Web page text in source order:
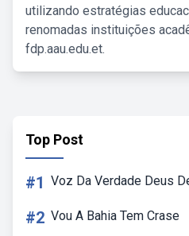
utilizando estratégias
renomadas instituições
fdp.aau.edu.et.
Top Post
#1 Voz Da Verdade Deus
#2 Vou A Bahia Tem Crase